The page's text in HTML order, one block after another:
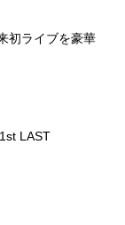
初ライブを豪華
LAST